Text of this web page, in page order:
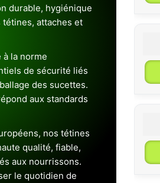
durable, hygiénique
tétines, attaches et
à la norme
de sécurité liés
des sucettes.
aux standards
nos tétines
qualité, fiable,
aux nourrissons.
le quotidien de